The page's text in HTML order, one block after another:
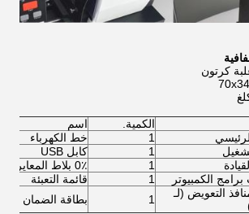
كرتون
الكمية.
اسم
1
خط الكهرباء
1
كابل USB
1
0٪ بلاط المعايرة
برامج الكمبيوتر 1
قائمة التعبئة
التعويض (لـ
1 بطاقة الضمان